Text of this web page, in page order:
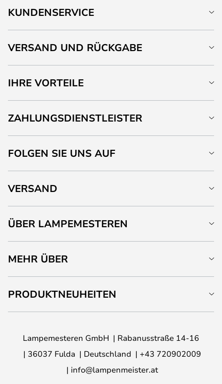
KUNDENSERVICE
VERSAND UND RÜCKGABE
IHRE VORTEILE
ZAHLUNGSDIENSTLEISTER
FOLGEN SIE UNS AUF
VERSAND
ÜBER LAMPEMESTEREN
MEHR ÜBER
PRODUKTNEUHEITEN
Lampemesteren GmbH
Rabanusstraße 14-16
36037 Fulda
Deutschland
+43 720902009
info@lampenmeister.at